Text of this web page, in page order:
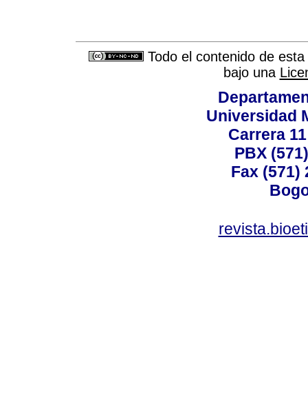
Todo el contenido de
bajo una
Universidad
Carrera
PBX
Fax (571)